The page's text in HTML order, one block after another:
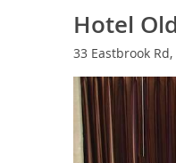
Hotel
33 Eastbrook